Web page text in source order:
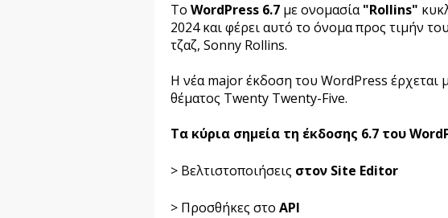
Το WordPress 6.7 με ονομασία"Rollins"
2024 και φέρει αυτό το όνομα προς τιμήν
τζαζ, Sonny Rollins.
Η νέα major έκδοση του WordPress έρχεται
θέματος Twenty Twenty-Five.
Τα κύρια σημεία τη έκδοσης 6.7 του
> Βελτιστοποιήσεις στον Site Editor
> Προσθήκες στο API